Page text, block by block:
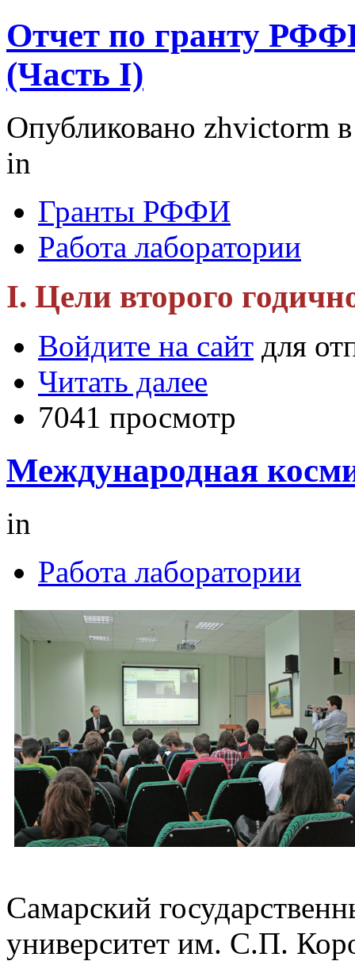
Отчет по гранту
(Часть I)
Опубликовано zhvictorm
in
Гранты РФФИ
Работа лаборатории
I. Цели второго
Войдите на сайт для
Читать далее
7041 просмотр
Международная
in
Работа лаборатории
Самарский
университет им. С.П.